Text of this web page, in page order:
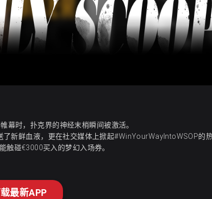
幕时，扑克界的神经末梢瞬间被激活。
新鲜血液，更在社交媒体上掀起#WinYourWayIntoWSOP的
触碰€3000买入的梦幻入场券。
最新APP